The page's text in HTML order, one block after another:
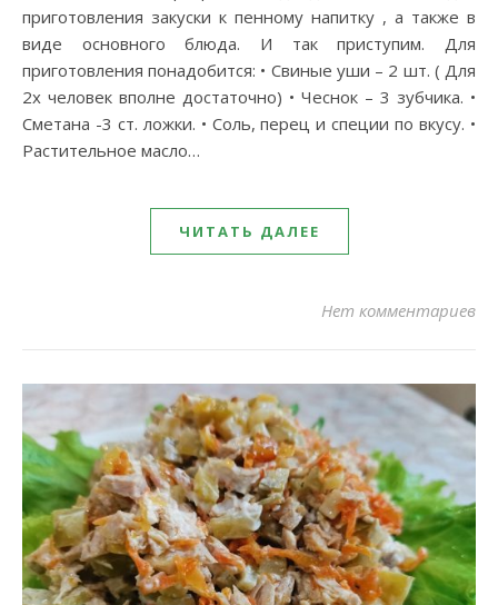
приготовления закуски к пенному напитку , а также в
виде основного блюда. И так приступим. Для
приготовления понадобится: • Свиные уши – 2 шт. ( Для
2х человек вполне достаточно) • Чеснок – 3 зубчика. •
Сметана -3 ст. ложки. • Соль, перец и специи по вкусу. •
Растительное масло…
ЧИТАТЬ ДАЛЕЕ
Нет комментариев